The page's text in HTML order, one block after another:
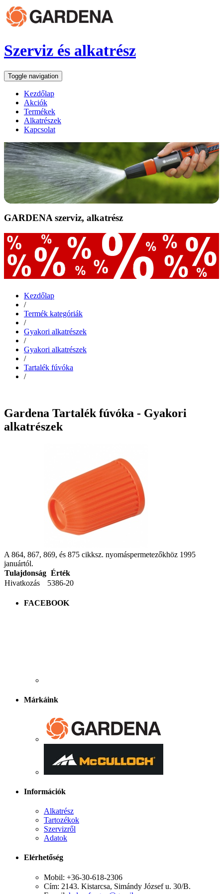
Szerviz és alkatrész
Toggle navigation
Kezdőlap
Akciók
Termékek
Alkatrészek
Kapcsolat
GARDENA szerviz, alkatrész
Kezdőlap
/
Termék kategóriák
/
Gyakori alkatrészek
/
Gyakori alkatrészek
/
Tartalék fúvóka
/
Gardena Tartalék fúvóka - Gyakori
alkatrészek
A 864, 867, 869, és 875 cikksz. nyomáspermetezőkhöz 1995
januártól.
Tulajdonság Érték
Hivatkozás
5386-20
FACEBOOK
Márkáink
Információk
Alkatrész
Tartozékok
Szervizről
Adatok
Elérhetőség
Mobil: +36-30-618-2306
Cím: 2143. Kistarcsa, Simándy József u. 30/B.